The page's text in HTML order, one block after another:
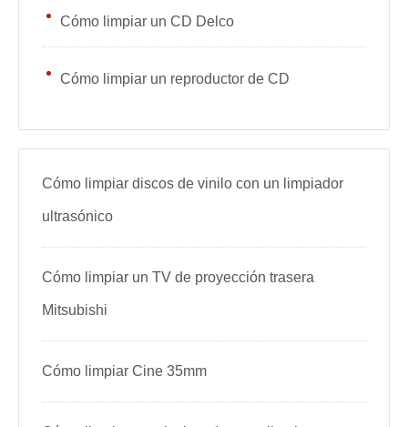
Cómo limpiar un CD Delco
Cómo limpiar un reproductor de CD
Cómo limpiar discos de vinilo con un limpiador
ultrasónico
Cómo limpiar un TV de proyección trasera
Mitsubishi
Cómo limpiar Cine 35mm